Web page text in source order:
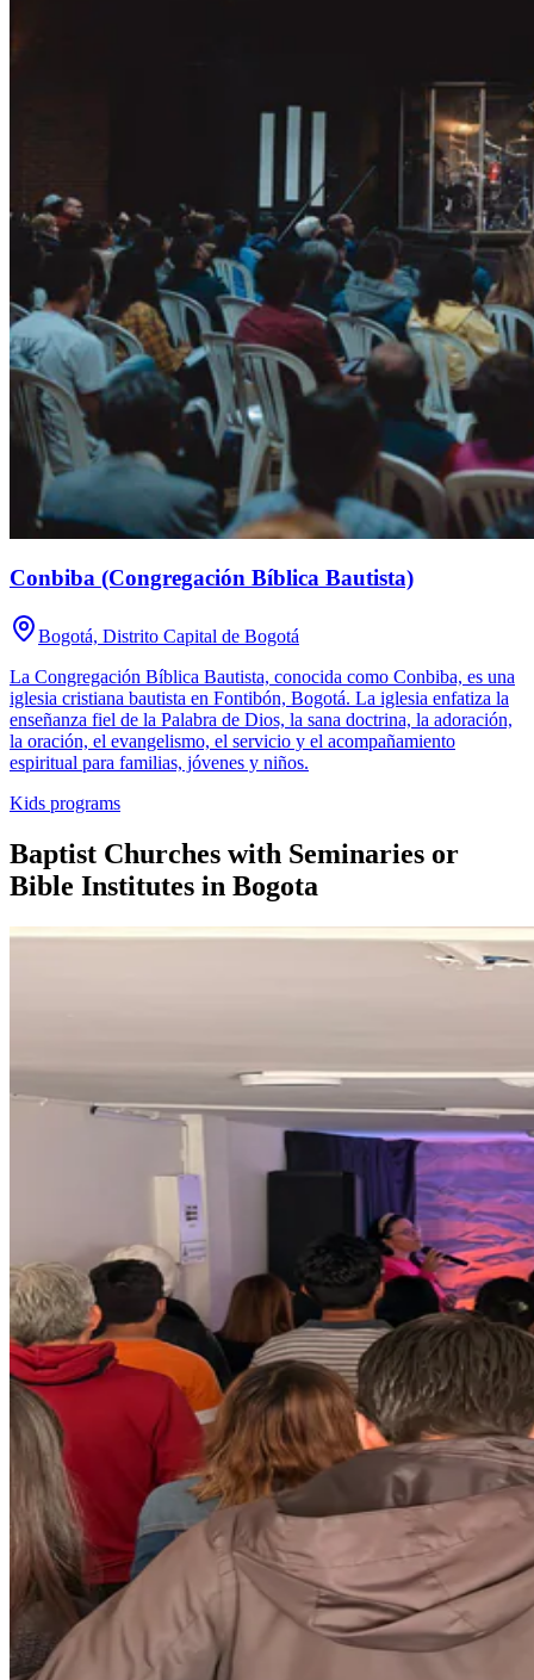
Conbiba (Congregación Bíblica Bautista)
Bogotá, Distrito Capital de Bogotá
La Congregación Bíblica Bautista, conocida como Conbiba, es una
iglesia cristiana bautista en Fontibón, Bogotá. La iglesia enfatiza la
enseñanza fiel de la Palabra de Dios, la sana doctrina, la adoración,
la oración, el evangelismo, el servicio y el acompañamiento
espiritual para familias, jóvenes y niños.
Kids programs
Baptist Churches with Seminaries or
Bible Institutes in Bogota